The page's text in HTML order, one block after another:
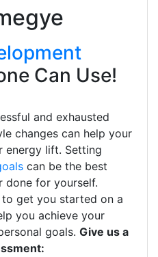
Can Use!
and exhausted
changes can help your
energy lift. Setting
can be the best
done for yourself.
get you started on a
you achieve your
goals. Give us a